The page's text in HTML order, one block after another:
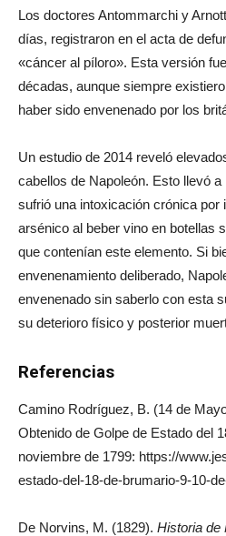
Los doctores Antommarchi y
días, registraron en el acta de
«cáncer al píloro». Esta versión
décadas, aunque siempre
haber sido envenenado por los
Un estudio de 2014 reveló
cabellos de Napoleón. Esto llevó
sufrió una intoxicación crónica por
arsénico al beber vino en botellas
que contenían este elemento. Si
envenenamiento deliberado,
envenenado sin saberlo con esta
su deterioro físico y posterior
Referencias
Camino Rodríguez, B. (14 de
Obtenido de Golpe de Estado del
noviembre de 1799: https://
estado-del-18-de-brumario-9-10-
De Norvins, M. (1829). Historia de